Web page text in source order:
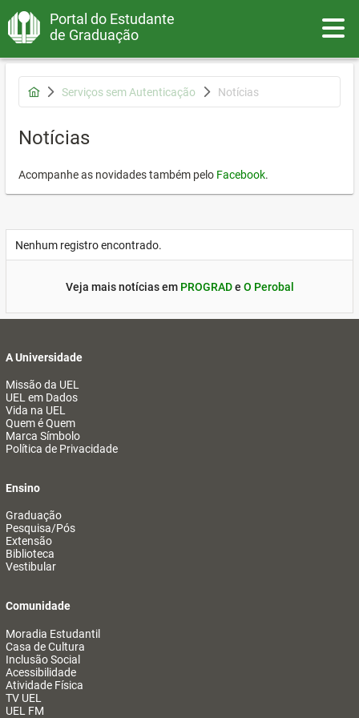
Portal do Estudante
de Graduação
Serviços sem Autenticação Notícias
Notícias
Acompanhe as novidades também pelo Facebook.
Nenhum registro encontrado.
Veja mais notícias em PROGRADe O Perobal
A Universidade
Missão da UEL
UEL em Dados
Vida na UEL
Quem é Quem
Marca Símbolo
Política de Privacidade
Ensino
Graduação
Pesquisa/Pós
Extensão
Biblioteca
Vestibular
Comunidade
Moradia Estudantil
Casa de Cultura
Inclusão Social
Acessibilidade
Atividade Física
TV UEL
UEL FM